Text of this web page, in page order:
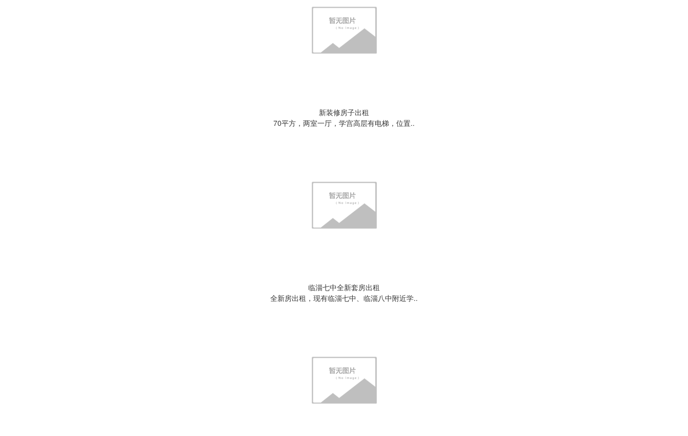
新装修房子出租
70平方，两室一厅，学宫高层有电梯，位置..
临淄七中全新套房出租
全新房出租，现有临淄七中、临淄八中附近学..